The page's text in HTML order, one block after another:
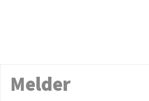
Melder